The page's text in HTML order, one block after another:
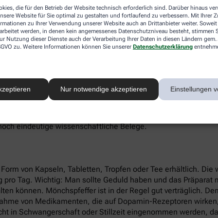
die für den Betrieb der Website technisch erforderlich sind. Darüber hinaus
Website für Sie optimal zu gestalten und fortlaufend zu verbessern. Mit Ihrer
zu Ihrer Verwendung unserer Website auch an Drittanbieter weiter. Soweit
werden, in denen kein angemessenes Datenschutzniveau besteht, stimmen
Nutzung dieser Dienste auch der Verarbeitung Ihrer Daten in diesen Ländern
zu. Weitere Informationen können Sie unserer Datenschutzerklärung
Nur notwendige akzeptieren Einstellungen
und ist ein erwiesen wirksames alternatives
Beim PMS treten oft Symptome wie
Werte des körpereigenen Hormons Prolaktin. Prolaktin
Ausschüttung des Hormons. Durch die prolaktinsenkende
Weil Zyklusstörungen oft auch mit einem unerfüllten
Schwangerschaft verbessern. Auch bei
eindeutige wissenschaftliche Belege.
von Kapseln, Tabletten, Tropfen oder Tee erhältlich.
Tag. Wichtig: Man sollte Geduld haben und das
können. Mönchspfeffer ist in der Regel gut verträglich.
von Medikamenten, die auf Dopamin-Rezeptoren
in Schwangerschaft oder Stillzeit eingenommen werden,